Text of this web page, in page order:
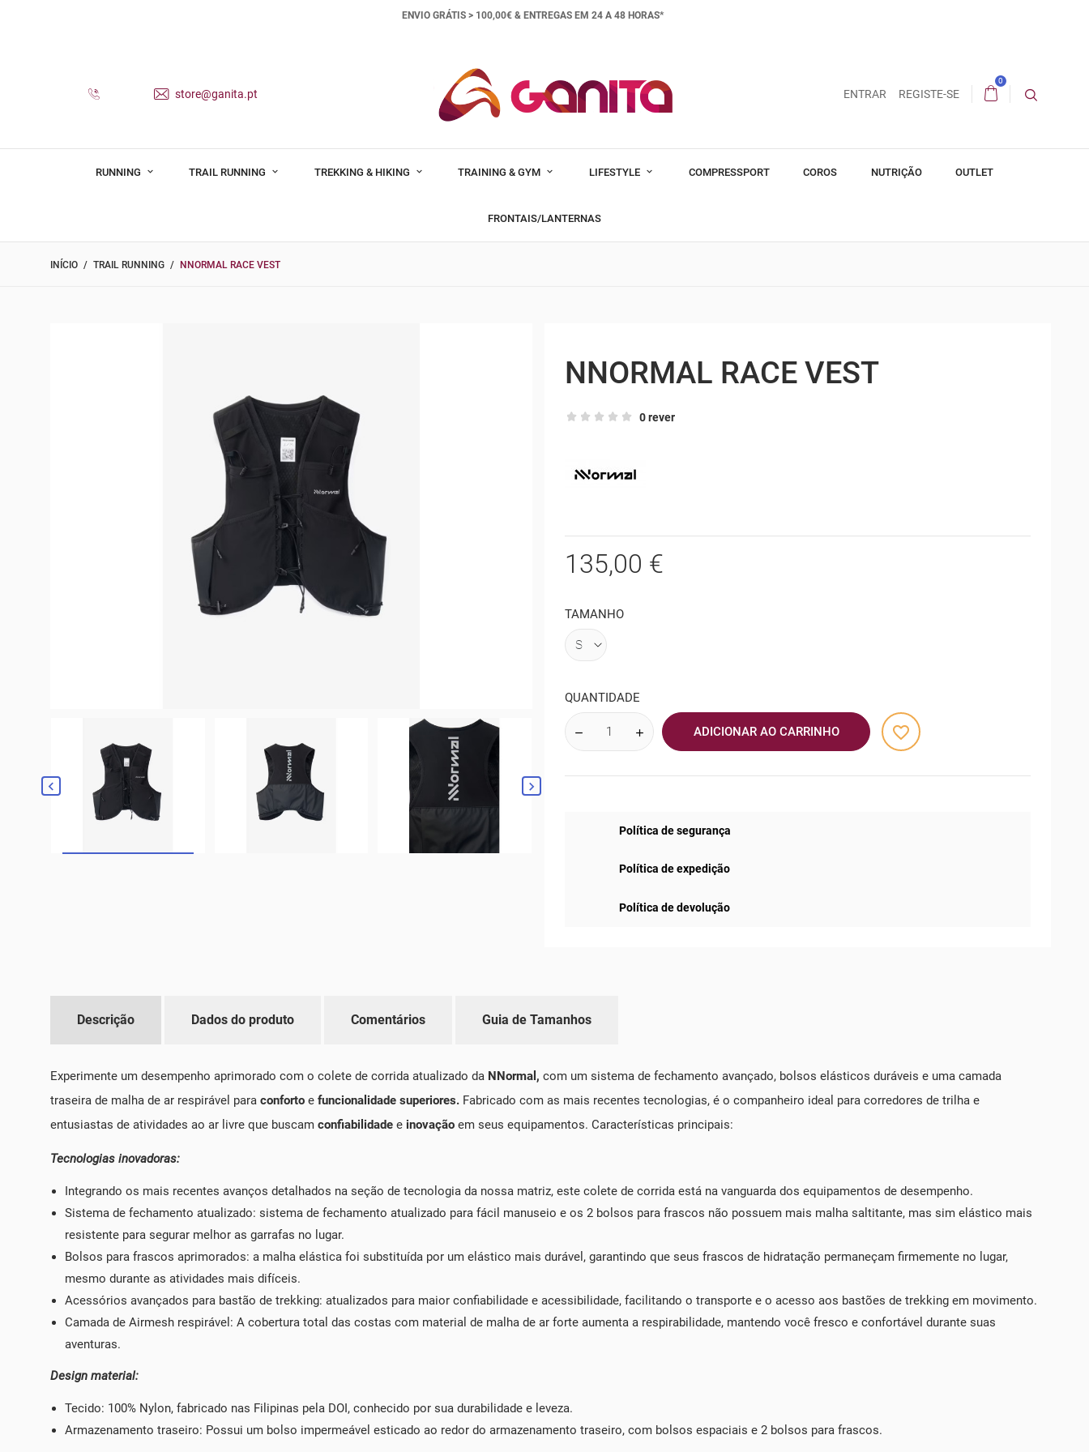
ENVIO GRÁTIS > 100,00€ & ENTREGAS EM 24 A 48 HORAS*
store@ganita.pt ENTRAR REGISTE-SE
0
RUNNING TRAIL RUNNING TREKKING & HIKING TRAINING & GYM LIFESTYLE COMPRESSPORT COROS NUTRIÇÃO OUTLET
FRONTAIS/LANTERNAS
INÍCIO TRAIL RUNNING NNORMAL RACE VEST
 
NNORMAL RACE VEST
0 rever
135,00 €
TAMANHO
QUANTIDADE
ADICIONAR AO CARRINHO favorite_border
Política de segurança
Política de expedição
Política de devolução
Descrição Dados do produto Comentários Guia de Tamanhos
Experimente um desempenho aprimorado com o colete de corrida atualizado da NNormal, com um sistema de fechamento avançado, bolsos elásticos duráveis ​​e uma camada
traseira de malha de ar respirável para conforto e funcionalidade superiores. Fabricado com as mais recentes tecnologias, é o companheiro ideal para corredores de trilha e
entusiastas de atividades ao ar livre que buscam confiabilidade e inovação em seus equipamentos. Características principais:
Tecnologias inovadoras:
Integrando os mais recentes avanços detalhados na seção de tecnologia da nossa matriz, este colete de corrida está na vanguarda dos equipamentos de desempenho.
Sistema de fechamento atualizado: sistema de fechamento atualizado para fácil manuseio e os 2 bolsos para frascos não possuem mais malha saltitante, mas sim elástico mais
resistente para segurar melhor as garrafas no lugar.
Bolsos para frascos aprimorados: a malha elástica foi substituída por um elástico mais durável, garantindo que seus frascos de hidratação permaneçam firmemente no lugar,
mesmo durante as atividades mais difíceis.
Acessórios avançados para bastão de trekking: atualizados para maior confiabilidade e acessibilidade, facilitando o transporte e o acesso aos bastões de trekking em movimento.
Camada de Airmesh respirável: A cobertura total das costas com material de malha de ar forte aumenta a respirabilidade, mantendo você fresco e confortável durante suas
aventuras.
Design material:
Tecido: 100% Nylon, fabricado nas Filipinas pela DOI, conhecido por sua durabilidade e leveza.
Armazenamento traseiro: Possui um bolso impermeável esticado ao redor do armazenamento traseiro, com bolsos espaciais e 2 bolsos para frascos.